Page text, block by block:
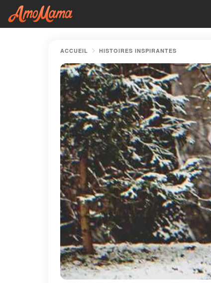
ACCUEIL HISTOIRES INSPIRANTES